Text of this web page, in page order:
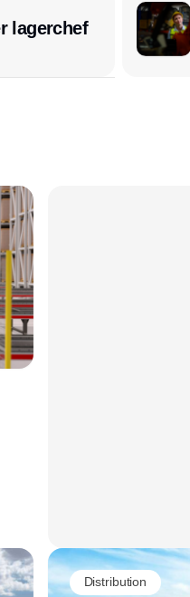
lagerchef
Distribution